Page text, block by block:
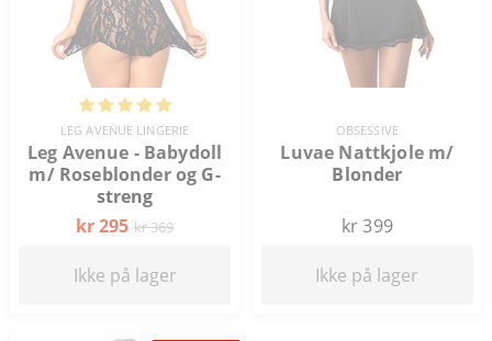
LEG AVENUE LINGERIE
Leg Avenue - Babydoll
m/ Roseblonder og G-
streng
kr 295 kr 369
Ikke på lager
OBSESSIVE
Luvae Nattkjole m/
Blonder
kr 399
Ikke på lager